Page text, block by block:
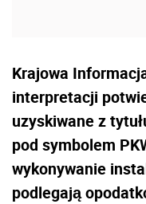
Krajowa
interpretacji
uzyskiwane z
pod symbolem
wykonywanie
podlegają